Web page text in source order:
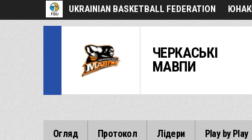
UKRAINIAN BASKETBALL FEDERATION
ЧЕРКАСЬКІ
МАВПИ
Огляд Протокол Лідери Play by Play